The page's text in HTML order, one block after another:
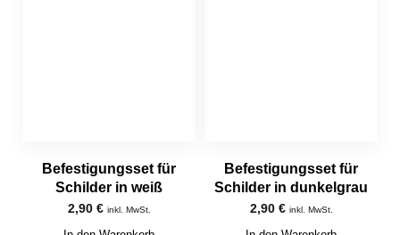
Befestigungsset für
Schilder in weiß
2,90 € inkl. MwSt.
Befestigungsset für
Schilder in dunkelgrau
2,90 € inkl. MwSt.